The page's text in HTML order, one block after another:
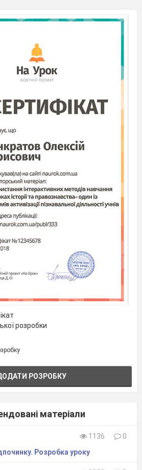
розробки
РОЗРОБКУ
матеріали
1136
0
Розробка уроку